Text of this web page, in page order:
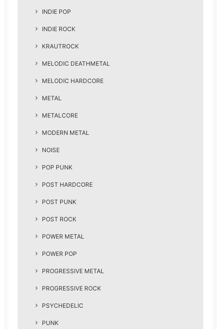
INDIE POP
INDIE ROCK
KRAUTROCK
MELODIC DEATHMETAL
MELODIC HARDCORE
METAL
METALCORE
MODERN METAL
NOISE
POP PUNK
POST HARDCORE
POST PUNK
POST ROCK
POWER METAL
POWER POP
PROGRESSIVE METAL
PROGRESSIVE ROCK
PSYCHEDELIC
PUNK